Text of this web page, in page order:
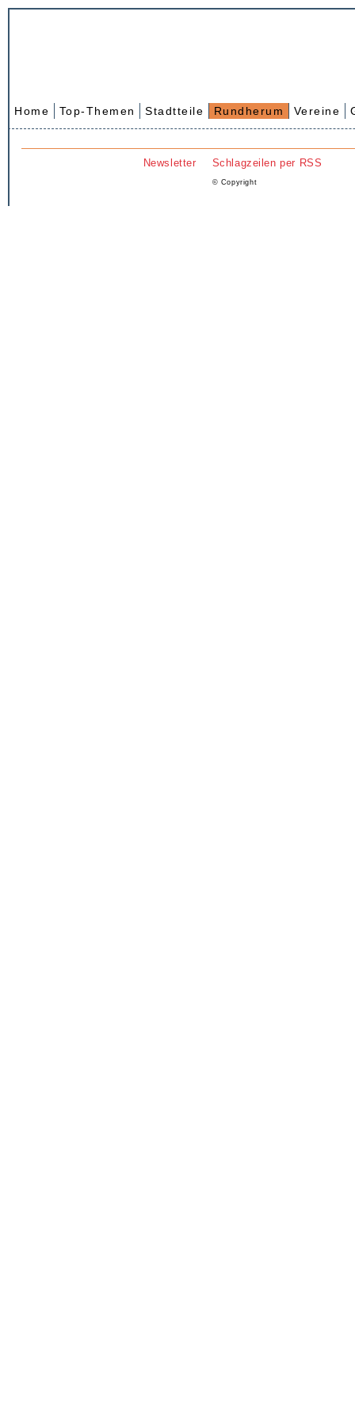
Home Top-Themen Stadtteile Rundherum Vereine
Newsletter Schlagzeilen per RSS
© Copyright